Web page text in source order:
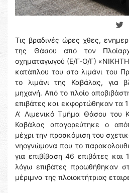
Τις βραδινές ώρες χθες,
της Θάσου από τον
οχηματαγωγού (Ε/Γ-Ο/Γ)
κατάπλου του στο λιμάνι του
το λιμάνι της Καβάλας, για
μηχανή. Από το πλοίο
επιβάτες και εκφορτώθηκαν τα
Α’ Λιμενικό Τμήμα Θάσου του
Καβάλας απαγορεύτηκε ο
μέχρι την προσκόμιση του
νηογνώμονα που το
για επιβίβαση 46 επιβάτες
λόγω επιβάτες προωθήθηκαν
μέριμνα της πλοιοκτήτριας